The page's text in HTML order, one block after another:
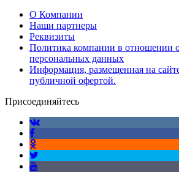
О Компании
Наши партнеры
Реквизиты
Политика компании в отношении
персональных данных
Информация, размещенная на
публичной офертой.
Присоединяйтесь